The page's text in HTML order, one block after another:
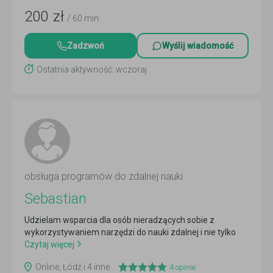
200 zł / 60 min
Zadzwoń Wyślij wiadomość
Ostatnia aktywność: wczoraj
obsługa programów do zdalnej nauki
Sebastian
Udzielam wsparcia dla osób nieradzących sobie z
wykorzystywaniem narzędzi do nauki zdalnej i nie tylko
Czytaj więcej
Online, Łódź i 4 inne 4opinie